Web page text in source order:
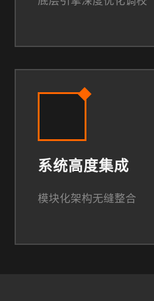
系统高度集成
模块化架构无缝整合